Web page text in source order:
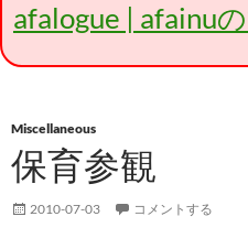
afalogue | afainu
Miscellaneous
保育参観
2010-07-03 コメントする